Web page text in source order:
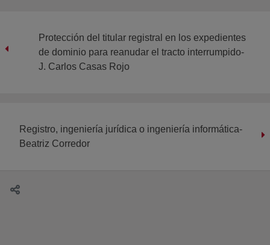
Protección del titular registral en los expedientes
de dominio para reanudar el tracto interrumpido-
J. Carlos Casas Rojo
Registro, ingeniería jurídica o ingeniería informática-
Beatriz Corredor